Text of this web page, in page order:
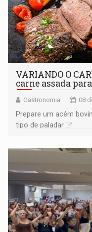
VARIANDO O
carne assada
Gastronomia 08
Prepare um acém
tipo de paladar